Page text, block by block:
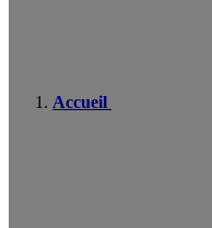
Accueil